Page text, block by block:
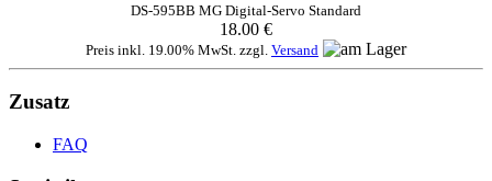
DS-595BB MG Digital-Servo Standard
18.00 €
Preis inkl. 19.00% MwSt. zzgl. Versand
Zusatz
FAQ